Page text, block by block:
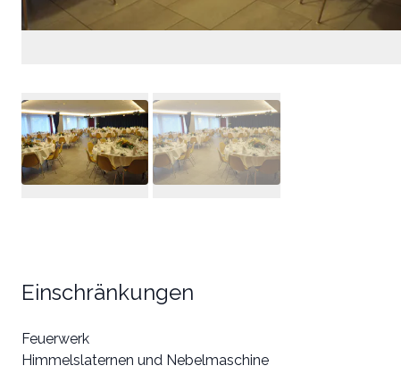
Einschränkungen
Feuerwerk
Himmelslaternen und Nebelmaschine